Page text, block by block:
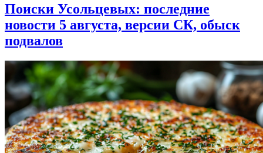
Поиски Усольцевых: последние
новости 5 августа, версии СК, обыск
подвалов